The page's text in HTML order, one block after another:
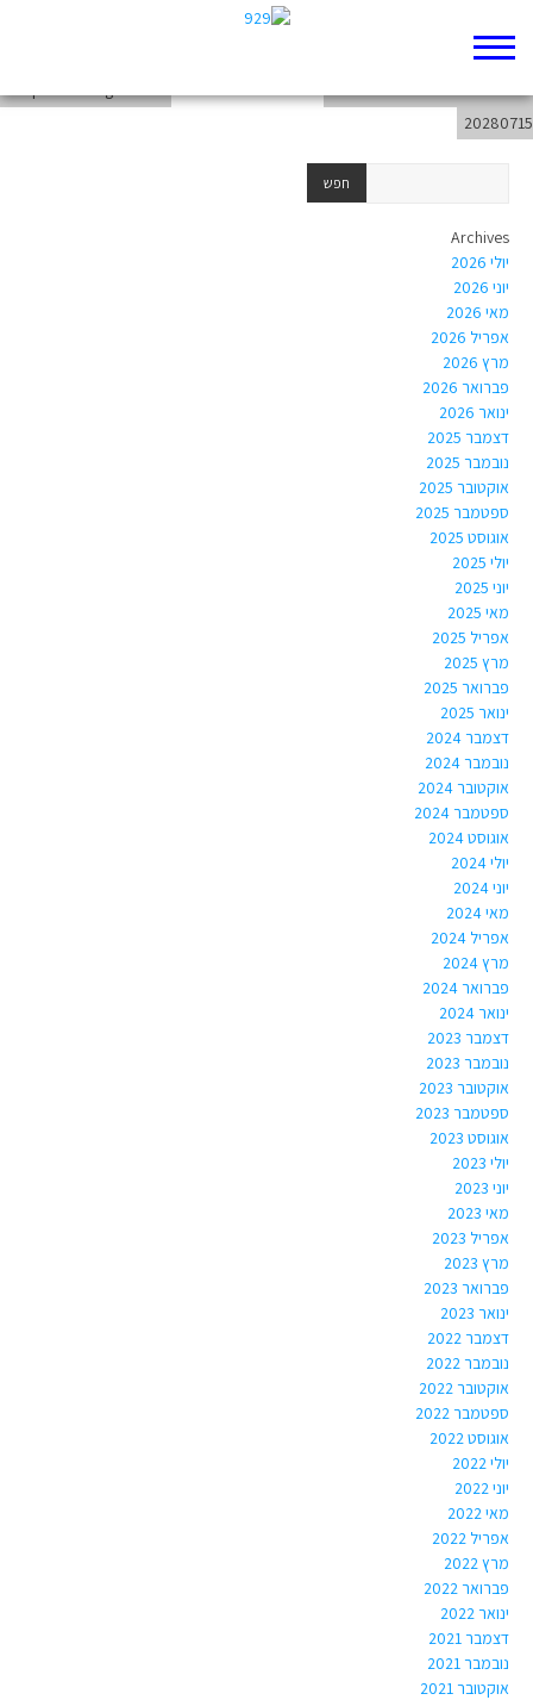
20280715
Archives
יולי 2026
יוני 2026
מאי 2026
אפריל 2026
מרץ 2026
פברואר 2026
ינואר 2026
דצמבר 2025
נובמבר 2025
אוקטובר 2025
ספטמבר 2025
אוגוסט 2025
יולי 2025
יוני 2025
מאי 2025
אפריל 2025
מרץ 2025
פברואר 2025
ינואר 2025
דצמבר 2024
נובמבר 2024
אוקטובר 2024
ספטמבר 2024
אוגוסט 2024
יולי 2024
יוני 2024
מאי 2024
אפריל 2024
מרץ 2024
פברואר 2024
ינואר 2024
דצמבר 2023
נובמבר 2023
אוקטובר 2023
ספטמבר 2023
אוגוסט 2023
יולי 2023
יוני 2023
מאי 2023
אפריל 2023
מרץ 2023
פברואר 2023
ינואר 2023
דצמבר 2022
נובמבר 2022
אוקטובר 2022
ספטמבר 2022
אוגוסט 2022
יולי 2022
יוני 2022
מאי 2022
אפריל 2022
מרץ 2022
פברואר 2022
ינואר 2022
דצמבר 2021
נובמבר 2021
אוקטובר 2021